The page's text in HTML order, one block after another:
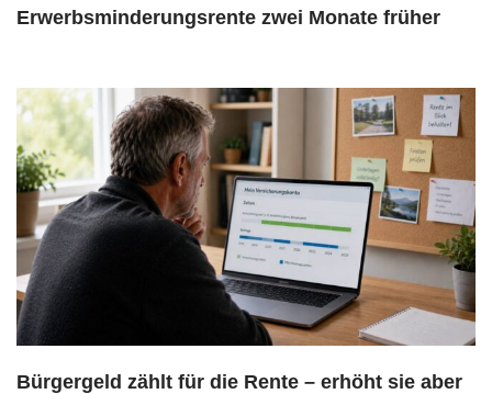
Erwerbsminderungsrente zwei Monate früher
Bürgergeld zählt für die Rente – erhöht sie aber